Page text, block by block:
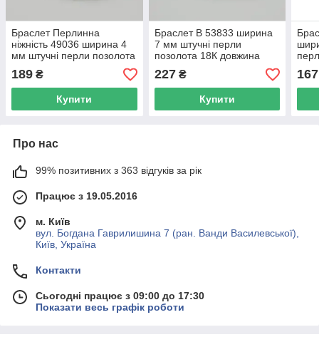
Браслет Перлинна
ніжність 49036 ширина 4
мм штучні перли позолота
Біле Золото довжина 17+3
189 ₴
Купити
Браслет В 53833 ширина
7 мм штучні перли
позолота 18К довжина
17+3
227₴
Купити
167
Про нас
99% позитивних з 363 відгуків за рік
Працює з 19.05.2016
м. Київ
вул. Богдана Гаврилишина 7 (ран. Ванди Василевської),
Київ, Україна
Контакти
Сьогодні працює з 09:00 до 17:30
Показати весь графік роботи